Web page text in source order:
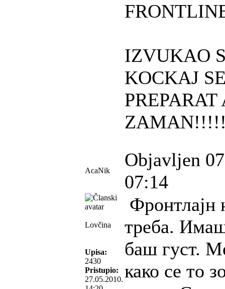
IZVUKAO
KOCKAJ
AcaNik
Objavljen
07:14
Lovčina
Upisa:
2430
Pristupio:
27.05.2010.
Фронтлајн
треба.
баш густ.
како се то